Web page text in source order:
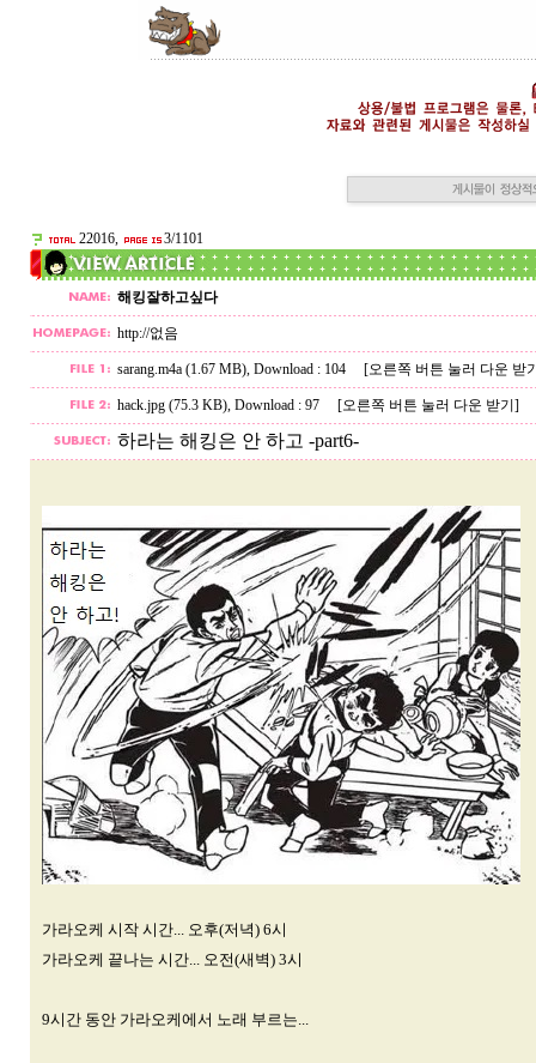
22016, 3/1101
해킹잘하고싶다
http://없음
sarang.m4a (1.67 MB), Download : 104 [오른쪽 버튼 눌러 다운 받
hack.jpg (75.3 KB), Download : 97 [오른쪽 버튼 눌러 다운 받기]
하라는 해킹은 안 하고 -part6-
가라오케 시작 시간... 오후(저녁) 6시
가라오케 끝나는 시간... 오전(새벽) 3시
9시간 동안 가라오케에서 노래 부르는...